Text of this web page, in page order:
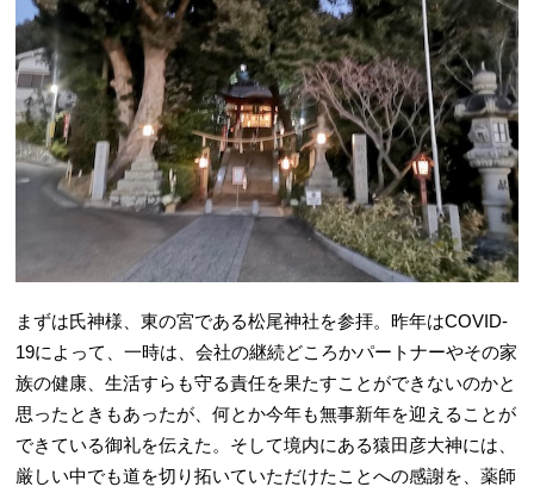
まずは氏神様、東の宮である松尾神社を参拝。昨年はCOVID-
19によって、一時は、会社の継続どころかパートナーやその家
族の健康、生活すらも守る責任を果たすことができないのかと
思ったときもあったが、何とか今年も無事新年を迎えることが
できている御礼を伝えた。そして境内にある猿田彦大神には、
厳しい中でも道を切り拓いていただけたことへの感謝を、薬師